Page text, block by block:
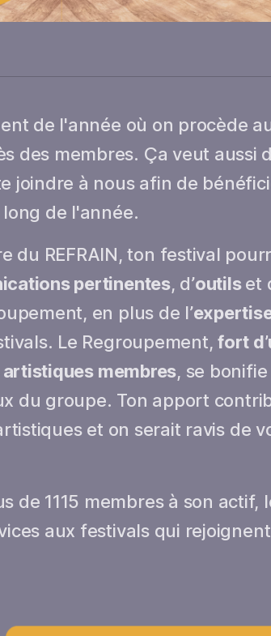
de l'année où on procède
des membres. Ça veut aussi
joindre à nous afin de
de l'année.
du REFRAIN, ton festival
pertinentes, d’outilset
en plus de l’
Le Regroupement,fort
membres, se
du groupe. Ton apport
et on serait ravis de
de 1115 membres à son actif,
aux festivals qui